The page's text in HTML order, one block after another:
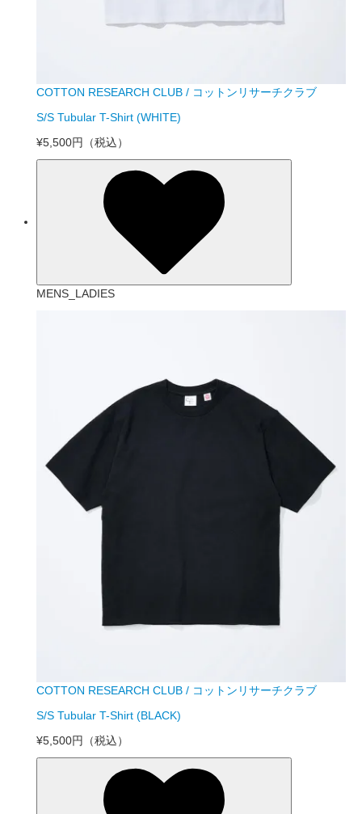
COTTON RESEARCH CLUB / コットンリサーチクラブ
S/S Tubular T-Shirt (WHITE)
¥5,500円
（税込）
MENS_LADIES
COTTON RESEARCH CLUB / コットンリサーチクラブ
S/S Tubular T-Shirt (BLACK)
¥5,500円 （税込）